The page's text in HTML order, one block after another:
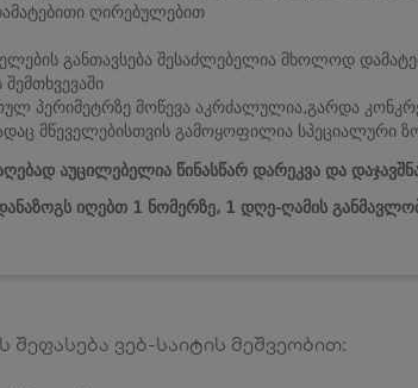
ღირებულებით
განთავსება შესაძლებელია მხოლოდ
პერიმეტრზე მოწევა აკრძალულია,გარდა
მწეველებისთვის გამოყოფილია სპეციალური
აუცილებელია წინასწარ დარეკვა და
იღებთ 1 ნომერზე, 1 დღე-ღამის
შეფასება ვებ-საიტის მეშვეობით: